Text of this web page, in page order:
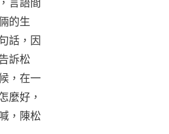
的生
話，因
訴松
，在一
麼好，
，陳松